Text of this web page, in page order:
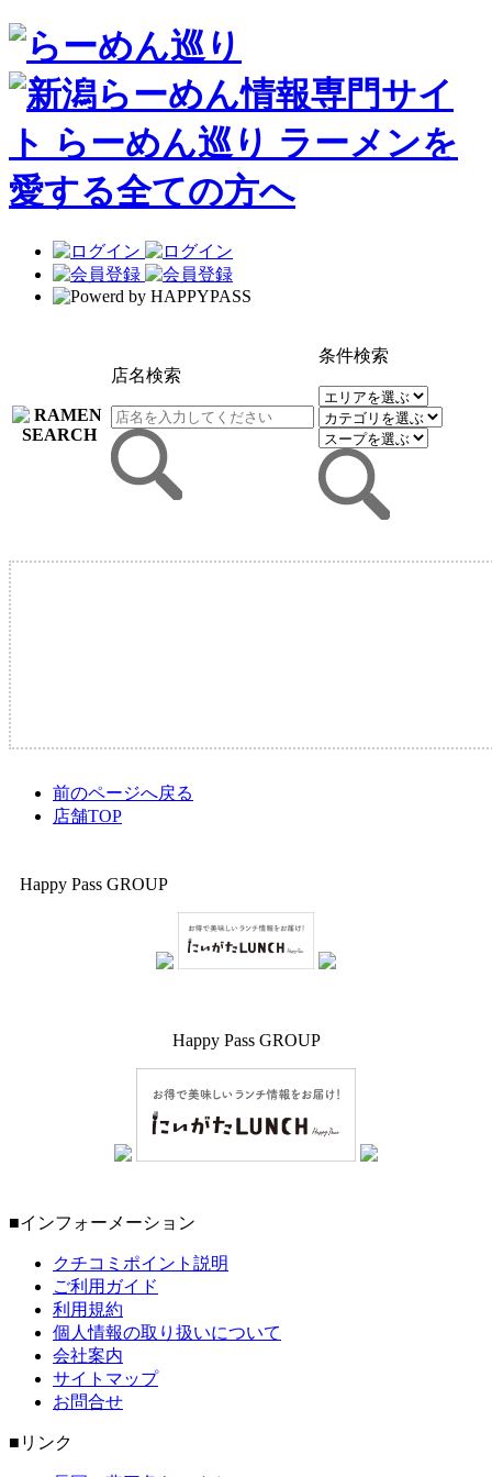
店名検索
条件検索
前のページへ戻る
店舗TOP
Happy Pass GROUP
Happy Pass GROUP
■インフォーメーション
クチコミポイント説明
ご利用ガイド
利用規約
個人情報の取り扱いについて
会社案内
サイトマップ
お問合せ
■リンク